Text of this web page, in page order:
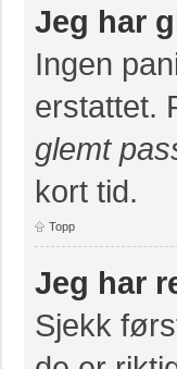
Jeg har
Ingen
erstattet.
glemt
kort tid.
Topp
Jeg har
Sjekk